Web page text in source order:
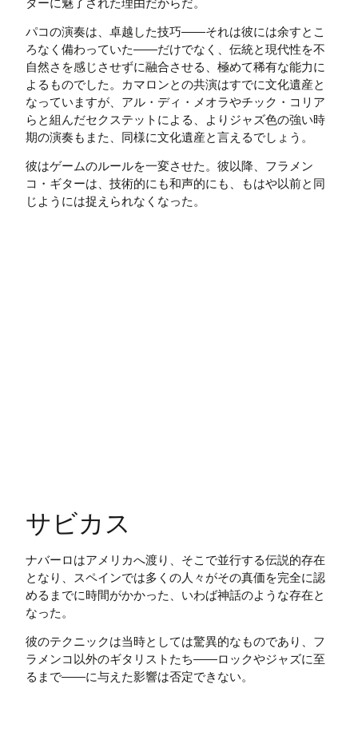
パコの演奏は、卓越した技巧――それは彼には余すとこ
ろなく備わっていた――だけでなく、伝統と現代性を不
自然さを感じさせずに融合させる、極めて稀有な能力に
よるものでした。カマロンとの共演はすでに文化遺産と
なっていますが、アル・ディ・メオラやチック・コリア
らと組んだセクステットによる、よりジャズ色の強い時
期の演奏もまた、同様に文化遺産と言えるでしょう。
彼はゲームのルールを一変させた。彼以降、フラメン
コ・ギターは、技術的にも和声的にも、もはや以前と同
じようには捉えられなくなった。
サビカス
ナバーロはアメリカへ渡り、そこで並行する伝説的存在
となり、スペインでは多くの人々がその真価を完全に認
めるまでに時間がかかった、いわば神話のような存在と
なった。
彼のテクニックは当時としては驚異的なものであり、フ
ラメンコ以外のギタリストたち――ロックやジャズに至
るまで――に与えた影響は否定できない。